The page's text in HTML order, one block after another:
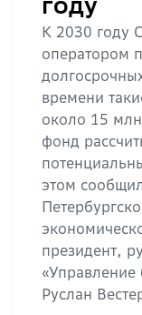
году
К 2030 году
оператором
времени
около 15
фонд
этом
президент,
«Управление
Руслан